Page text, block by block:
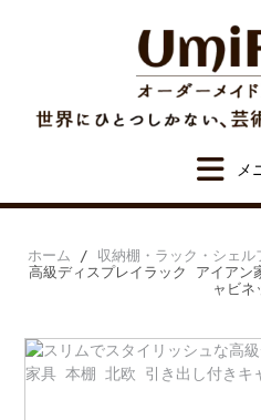
ホーム / 収納棚・ラック・シェル
高級ディスプレイラック アイア
ャビネ